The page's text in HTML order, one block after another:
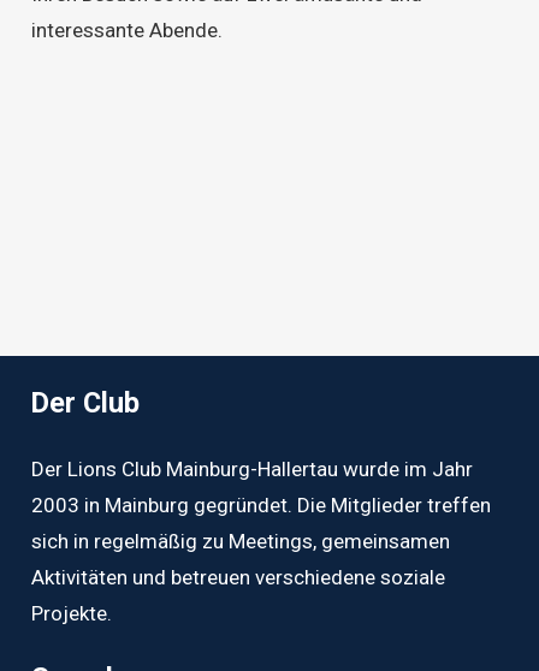
interessante Abende.
Der Club
Der Lions Club Mainburg-Hallertau wurde im Jahr
2003 in Mainburg gegründet. Die Mitglieder treffen
sich in regelmäßig zu Meetings, gemeinsamen
Aktivitäten und betreuen verschiedene soziale
Projekte.